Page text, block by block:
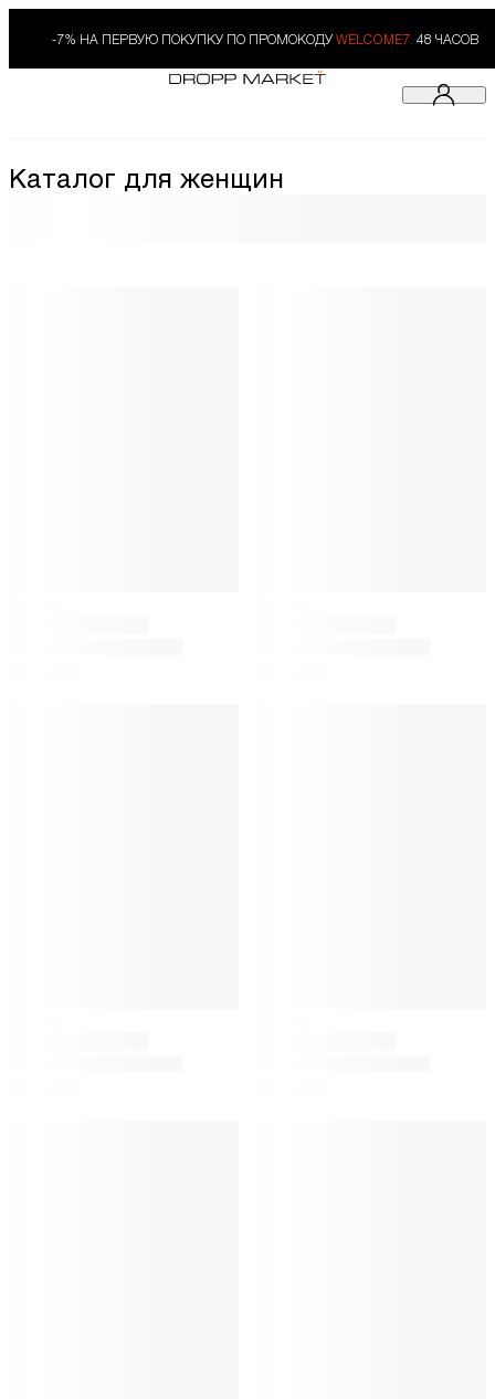
-7% НА ПЕРВУЮ ПОКУПКУ ПО ПРОМОКОДУ WELCOME7. 48 ЧАСОВ
Каталог для женщин